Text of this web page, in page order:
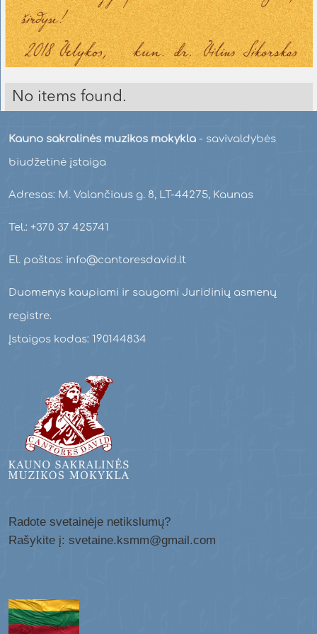
No items found.
Kauno sakralinės muzikos mokykla - savivaldybės
biudžetinė įstaiga
Adresas: M. Valančiaus g. 8, LT-44275, Kaunas
Tel.: +370 37 425741
El. paštas: info@cantoresdavid.lt
Duomenys kaupiami ir saugomi Juridinių asmenų
registre.
Įstaigos kodas: 190144834
Radote svetainėje netikslumų?
Rašykite į: svetaine.ksmm@gmail.com